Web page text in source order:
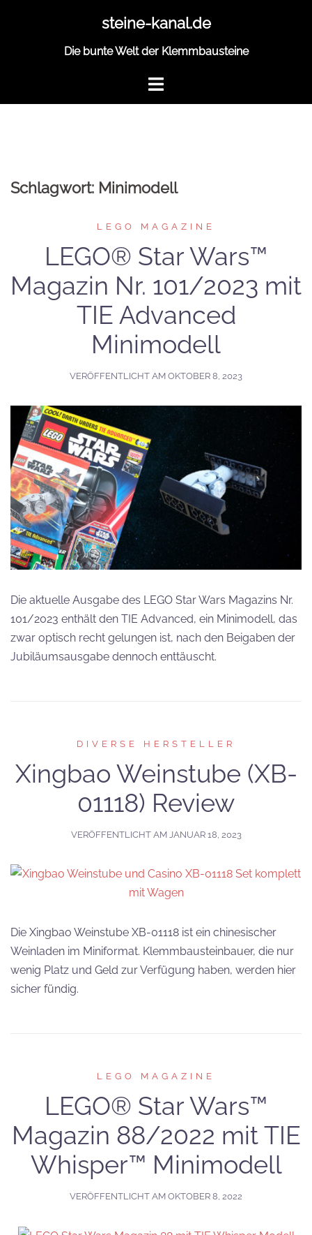
steine-kanal.de
Die bunte Welt der Klemmbausteine
Schlagwort: Minimodell
LEGO MAGAZINE
LEGO® Star Wars™
Magazin Nr. 101/2023 mit
TIE Advanced
Minimodell
VERÖFFENTLICHT AM OKTOBER 8, 2023
Die aktuelle Ausgabe des LEGO Star Wars Magazins Nr.
101/2023 enthält den TIE Advanced, ein Minimodell, das
zwar optisch recht gelungen ist, nach den Beigaben der
Jubiläumsausgabe dennoch enttäuscht.
DIVERSE HERSTELLER
Xingbao Weinstube (XB-
01118) Review
VERÖFFENTLICHT AM JANUAR 18, 2023
Die Xingbao Weinstube XB-01118 ist ein chinesischer
Weinladen im Miniformat. Klemmbausteinbauer, die nur
wenig Platz und Geld zur Verfügung haben, werden hier
sicher fündig.
LEGO MAGAZINE
LEGO® Star Wars™
Magazin 88/2022 mit TIE
Whisper™ Minimodell
VERÖFFENTLICHT AM OKTOBER 8, 2022